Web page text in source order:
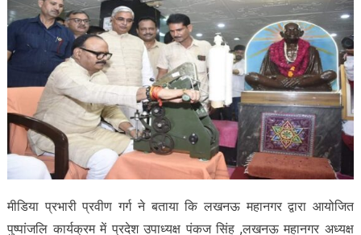
मीडिया प्रभारी प्रवीण गर्ग ने बताया कि लखनऊ महानगर द्वारा आयोजित
पुष्पांजलि कार्यक्रम में प्रदेश उपाध्यक्ष पंकज सिंह ,लखनऊ महानगर अध्यक्ष